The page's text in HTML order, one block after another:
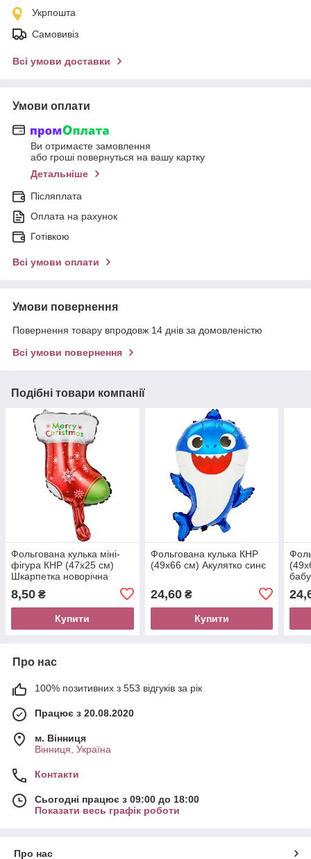
Укрпошта
Самовивіз
Всі умови доставки
Умови оплати
Ви отримаєте замовлення
або гроші повернуться на вашу картку
Детальніше
Післяплата
Оплата на рахунок
Готівкою
Всі умови оплати
Умови повернення
Повернення товару впродовж 14 днів за домовленістю
Всі умови повернення
Подібні товари компанії
Фольгована кулька міні-
фігура КНР (47х25 см)
Шкарпетка новорічна
8,50 ₴
Купити
Фольгована кулька КНР
(49х66 см) Акулятко синє
24,60₴
Купити
Про нас
100% позитивних з 553 відгуків за рік
Працює з 20.08.2020
м. Вінниця
Вінниця, Україна
Контакти
Сьогодні працює з 09:00 до 18:00
Показати весь графік роботи
Про нас